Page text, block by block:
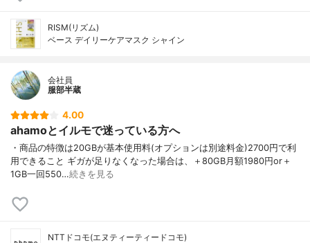
RISM(リズム)
ベース デイリーケアマスク シャイン
会社員
服部半蔵
4.00
ahamoとイルモで迷っている方へ
・商品の特徴は20GBが基本使用料(オプションは別途料金)2700円で利
用できること ギガが足りなくなった場合は、＋80GB月額1980円or＋
1GB一回550…続きを見る
NTTドコモ(エヌティーティードコモ)